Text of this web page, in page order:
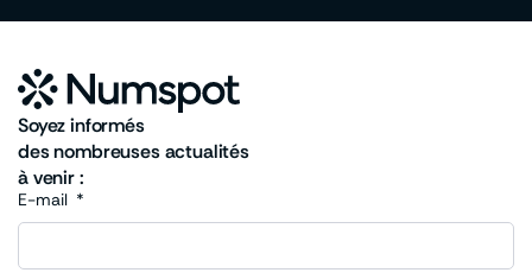
Soyez informés
des nombreuses actualités
à venir :
E-mail